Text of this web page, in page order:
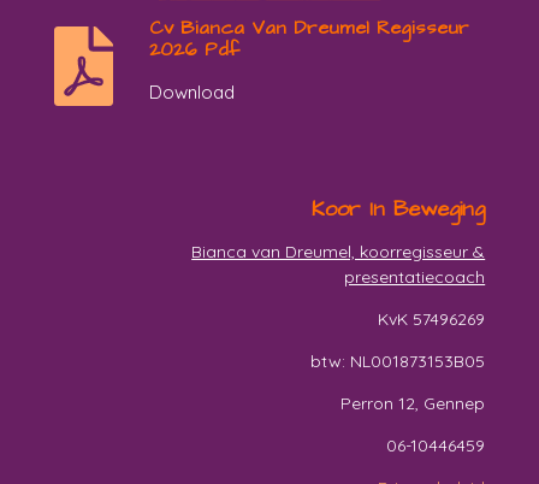
Cv Bianca Van Dreumel Regisseur
2026 Pdf
Download
Koor In Beweging
Bianca van Dreumel, koorregisseur &
presentatiecoach
KvK 57496269
btw: NL001873153B05
Perron 12, Gennep
06-10446459